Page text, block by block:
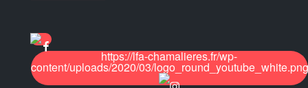
https://lfa-chamalieres.fr/wp-
content/uploads/2020/03/logo_round_youtube_white.png